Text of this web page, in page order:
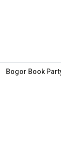
Bogor Book